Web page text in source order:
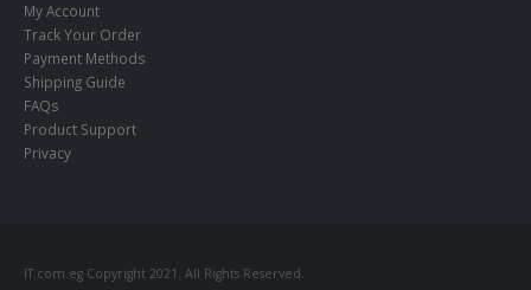
My Account
Track Your Order
Payment Methods
Shipping Guide
FAQs
Product Support
Privacy
IT.com.eg Copyright 2021. All Rights Reserved.